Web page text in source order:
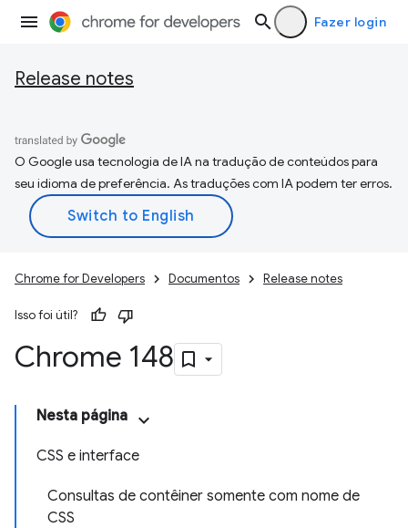
Fazer login
Release notes
O Google usa tecnologia de IA na tradução de conteúdos para
seu idioma de preferência. As traduções com IA podem ter erros.
Chrome for Developers Documentos Release notes
Isso foi útil?
Chrome 148
Nesta página
CSS e interface
Consultas de contêiner somente com nome de
CSS